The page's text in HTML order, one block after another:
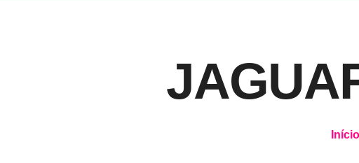
Início